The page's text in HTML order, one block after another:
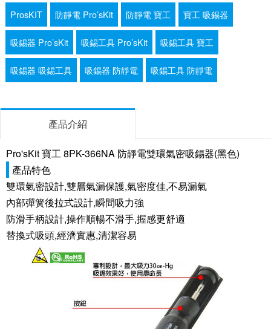
ProsKIT 防靜電 Pro’sKit 防靜電 寶工 寶工 吸錫器
吸錫器 Pro’sKit 吸錫工具 Pro’sKit 吸錫工具 寶工
吸錫器 吸錫工具 吸錫器 防靜電 吸錫工具 防靜電
產品介紹
Pro'sKit 寶工 8PK-366NA 防靜電雙環氣密吸錫器(黑色)
產品特色
雙環氣密設計,雙層氣漏保護,氣密度佳,不易漏氣
內部彈簧後拉式設計,瞬間吸力強
防滑手柄設計,操作順暢不滑手,握感更舒適
替換式吸頭,經濟實惠,清潔容易